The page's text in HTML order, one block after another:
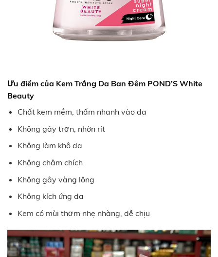
Ưu điểm của Kem Trắng Da Ban Đêm POND’S White
Beauty
Chất kem mềm, thấm nhanh vào da
Không gây trơn, nhờn rít
Không làm khô da
Không châm chích
Không gây vàng lông
Không kích ứng da
Kem có mùi thơm nhẹ nhàng, dễ chịu